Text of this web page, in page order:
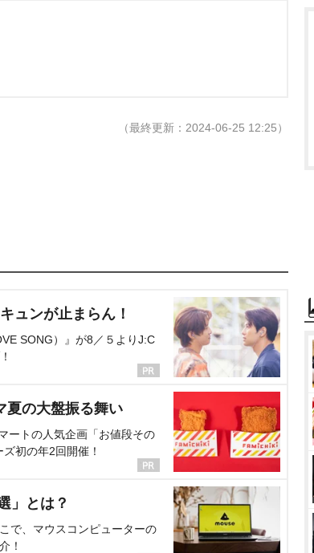
（最終更新：2024-06-25 12:25）
ュンが止まらん！
SONG）』が8／５よりJ:C
夏の大盤振る舞い
ートの人気企画「お値段その
初の年2回開催！
」とは？
で、マウスコンピューターの
！